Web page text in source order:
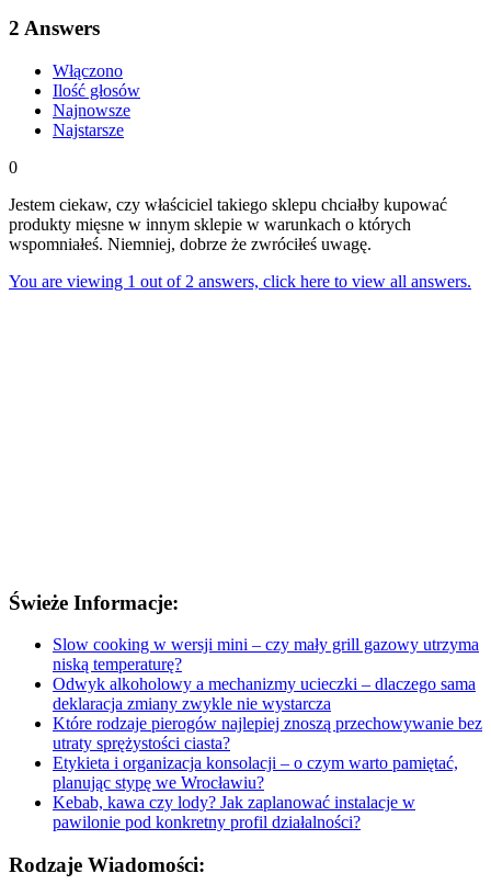
2 Answers
Włączono
Ilość głosów
Najnowsze
Najstarsze
0
Jestem ciekaw, czy właściciel takiego sklepu chciałby kupować
produkty mięsne w innym sklepie w warunkach o których
wspomniałeś. Niemniej, dobrze że zwróciłeś uwagę.
You are viewing 1 out of 2 answers, click here to view all answers.
Świeże Informacje:
Slow cooking w wersji mini – czy mały grill gazowy utrzyma
niską temperaturę?
Odwyk alkoholowy a mechanizmy ucieczki – dlaczego sama
deklaracja zmiany zwykle nie wystarcza
Które rodzaje pierogów najlepiej znoszą przechowywanie bez
utraty sprężystości ciasta?
Etykieta i organizacja konsolacji – o czym warto pamiętać,
planując stypę we Wrocławiu?
Kebab, kawa czy lody? Jak zaplanować instalacje w
pawilonie pod konkretny profil działalności?
Rodzaje Wiadomości: